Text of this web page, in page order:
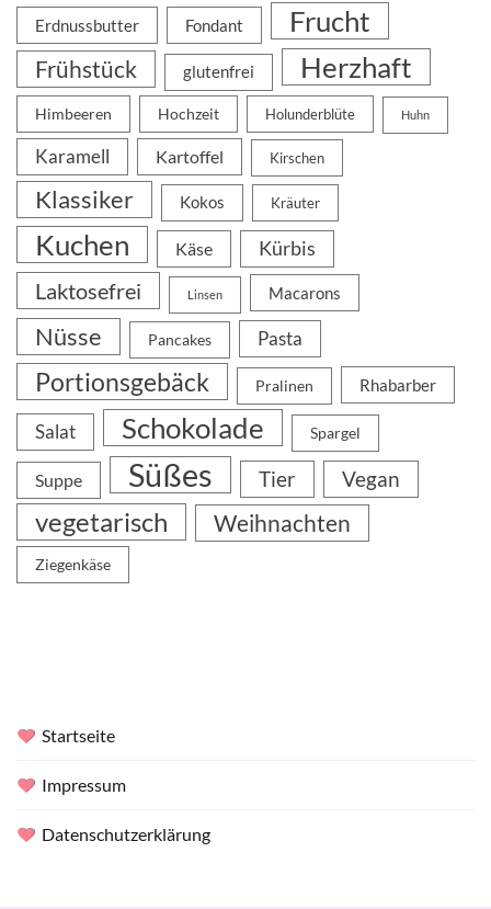
Erdnussbutter Fondant Frucht
Frühstück glutenfrei Herzhaft
Himbeeren Hochzeit Holunderblüte Huhn
Karamell Kartoffel Kirschen
Klassiker Kokos Kräuter
Kuchen Käse Kürbis
Laktosefrei Linsen Macarons
Nüsse Pancakes Pasta
Portionsgebäck Pralinen Rhabarber
Salat Schokolade Spargel
Suppe Süßes Tier Vegan
vegetarisch Weihnachten
Ziegenkäse
Startseite
Impressum
Datenschutzerklärung